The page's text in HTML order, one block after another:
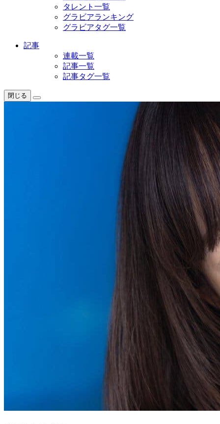
タレント一覧
グラビアランキング
グラビアタグ一覧
記事
連載一覧
記事一覧
記事タグ一覧
閉じる